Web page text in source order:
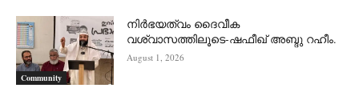
Community
നിർഭയത്വം ദൈവീക
വശ്വാസത്തിലൂടെ-ഷഫീഖ് അബ്ദു റഹീം.
August 1, 2026